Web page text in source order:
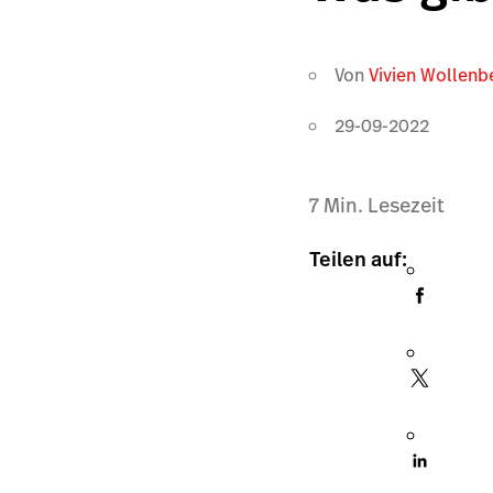
VonVivien
29-09-2022
7 Min. Lesezeit
Teilen auf: